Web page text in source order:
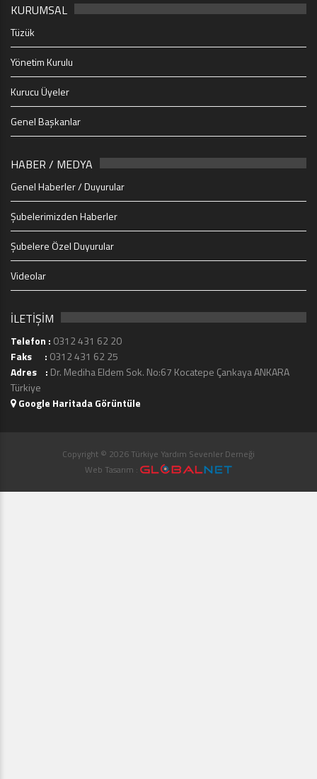
KURUMSAL
Tüzük
Yönetim Kurulu
Kurucu Üyeler
Genel Başkanlar
HABER / MEDYA
Genel Haberler / Duyurular
Şubelerimizden Haberler
Şubelere Özel Duyurular
Videolar
İLETİŞİM
Telefon : 0312 431 62 20
Faks : 0312 431 62 25
Adres : Dr. Mediha Eldem Sok. No:67 Kocatepe Çankaya ANKARA
Türkiye
Google Haritada Görüntüle
Copyright © 2026 Türkiye Yardım Sevenler Derneği
Web Tasarım :